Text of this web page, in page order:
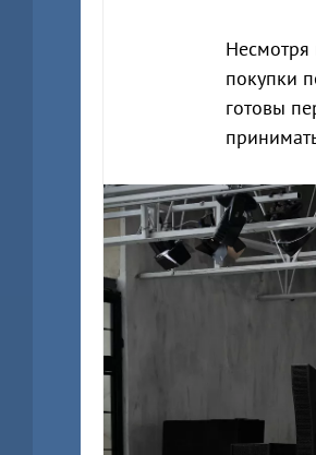
Несмотря
покупки
готовы